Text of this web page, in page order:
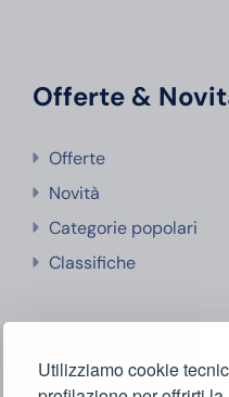
Utilizziamo cookie
Offerte &
Offerte
Novità
Categorie popolari
Classifiche